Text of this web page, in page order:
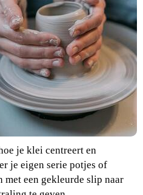
je klei centreert en
je eigen serie potjes of
een gekleurde slip naar